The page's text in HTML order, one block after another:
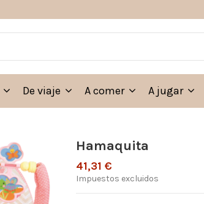
De viaje A comer A jugar
Hamaquita
41,31 €
Impuestos excluidos